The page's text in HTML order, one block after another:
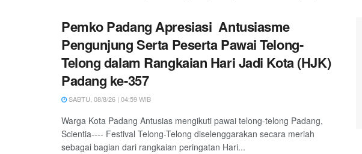
Pemko Padang Apresiasi Antusiasme
Pengunjung Serta Peserta Pawai Telong-
Telong dalam Rangkaian Hari Jadi Kota (HJK)
Padang ke-357
SABTU, 08/8/26 | 04:59 WIB
Warga Kota Padang Antusias mengikuti pawai telong-telong Padang,
Scientia---- Festival Telong-Telong diselenggarakan secara meriah
sebagai bagian dari rangkaian peringatan Hari...